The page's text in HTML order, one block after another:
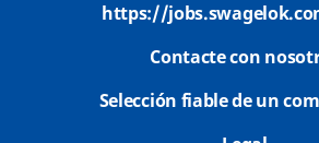
https://
Contacte con
Selección fiable de un